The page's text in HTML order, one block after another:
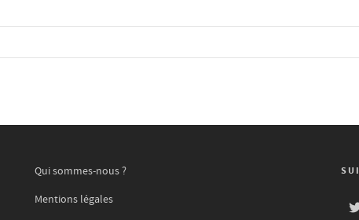
Qui sommes-nous ?
Mentions légales